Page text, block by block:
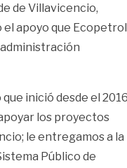
de Villavicencio,
el apoyo que Ecopetrol
inició desde el
los proyectos
le entregamos a la
Público de